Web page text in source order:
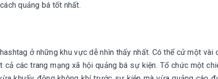
quảng bá tốt nhất.
ở những khu vực dễ nhìn thấy nhất. Có thể cử một vài
các trang mạng xã hội quảng bá sự kiện. Tổ chức một